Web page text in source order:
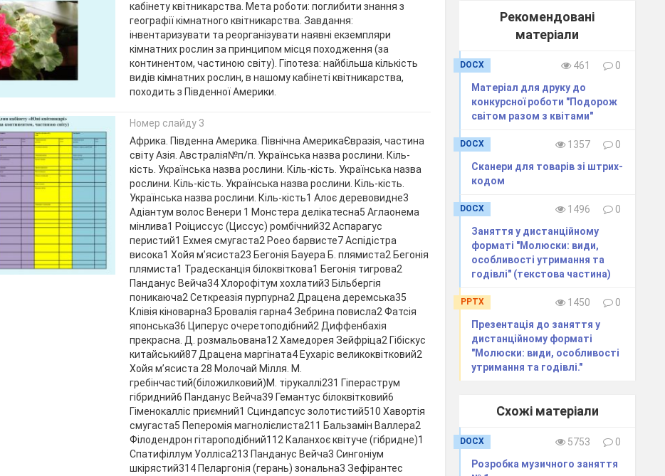
кабінету квітникарства. Мета роботи: поглибити знання з
географії кімнатного квітникарства. Завдання:
інвентаризувати та реорганізувати наявні екземпляри
кімнатних рослин за принципом місця походження (за
континентом, частиною світу). Гіпотеза: найбільша кількість
видів кімнатних рослин, в нашому кабінеті квітникарства,
походить з Південної Америки.
Номер слайду 3
Африка. Південна Америка. Північна АмерикаЄвразія, частина
світу Азія. Австралія№п/п. Українська назва рослини. Кіль-
кість. Українська назва рослини. Кіль-кість. Українська назва
рослини. Кіль-кість. Українська назва рослини. Кіль-кість.
Українська назва рослини. Кіль-кість1 Алоє деревовидне3
Адіантум волос Венери 1 Монстера делікатесна5 Аглаонема
мінлива1 Роіциссус (Циссус) ромбічний32 Аспарагус
перистий1 Ехмея смугаста2 Роео барвисте7 Аспідістра
висока1 Хойя м’ясиста23 Бегонія Бауера Б. плямиста2 Бегонія
плямиста1 Традесканція білоквіткова1 Бегонія тигрова2
Панданус Вейча34 Хлорофітум хохлатий3 Більбергія
поникаюча2 Сеткреазія пурпурна2 Драцена деремська35
Клівія кіноварна3 Бровалія гарна4 Зебрина повисла2 Фатсія
японська36 Циперус очеретоподібний2 Диффенбахія
прекрасна. Д. розмальована12 Хамедорея Зейфріца2 Гібіскус
китайський87 Драцена маргіната4 Еухаріс великоквітковий2
Хойя м’ясиста 28 Молочай Мілля. М.
гребінчастий(біложилковий)М. тірукаллі231 Гіпераструм
гібридний6 Панданус Вейча39 Гемантус білоквітковий6
Гіменокалліс приємний1 Сциндапсус золотистий510 Хавортія
смугаста5 Пеперомія магнолієлиста211 Бальзамін Валлера2
Філодендрон гітароподібний112 Каланхоє квітуче (гібридне)1
Спатифіллум Уолліса213 Панданус Вейча3 Сингоніум
шкірястий314 Пеларгонія (герань) зональна3 Зефірантес
Рекомендовані
матеріали
DOCX 461
0
Матеріал для друку до
конкурсної роботи "Подорож
світом разом з квітами"
DOCX 1357
0
Сканери для товарів зі штрих-
кодом
DOCX 1496
0
Заняття у дистанційному
форматі "Молюски: види,
особливості утримання та
годівлі" (текстова частина)
PPTX 1450
0
Презентація до заняття у
дистанційному форматі
"Молюски: види, особливості
утримання та годівлі."
Схожі матеріали
DOCX 5753
0
Розробка музичного заняття